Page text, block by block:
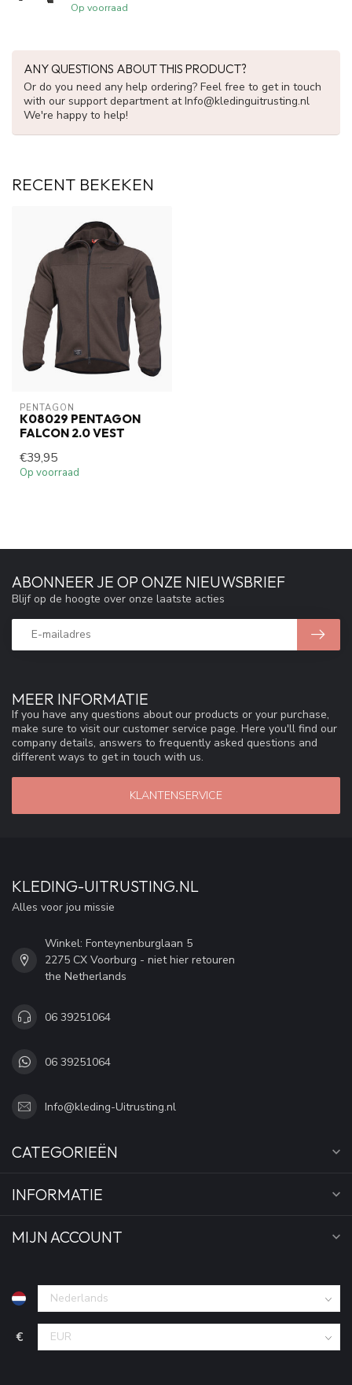
Op voorraad
ANY QUESTIONS ABOUT THIS PRODUCT?
Or do you need any help ordering? Feel free to get in touch
with our support department atInfo@kledinguitrusting.nl
We're happy to help!
RECENT BEKEKEN
PENTAGON
K08029 PENTAGON
FALCON 2.0 VEST
€39,95
Op voorraad
MEER INFORMATIE
If you have any questions about our products or your purchase,
make sure to visit our customer service page. Here you'll find our
company details, answers to frequently asked questions and
different ways to get in touch with us.
KLANTENSERVICE
ABONNEER JE OP ONZE NIEUWSBRIEF
Blijf op de hoogte over onze laatste acties
KLEDING-UITRUSTING.NL
Alles voor jou missie
Winkel: Fonteynenburglaan 5
2275 CX Voorburg - niet hier retouren
the Netherlands
06 39251064
06 39251064
Info@kleding-Uitrusting.nl
CATEGORIEËN
INFORMATIE
MIJN ACCOUNT
€